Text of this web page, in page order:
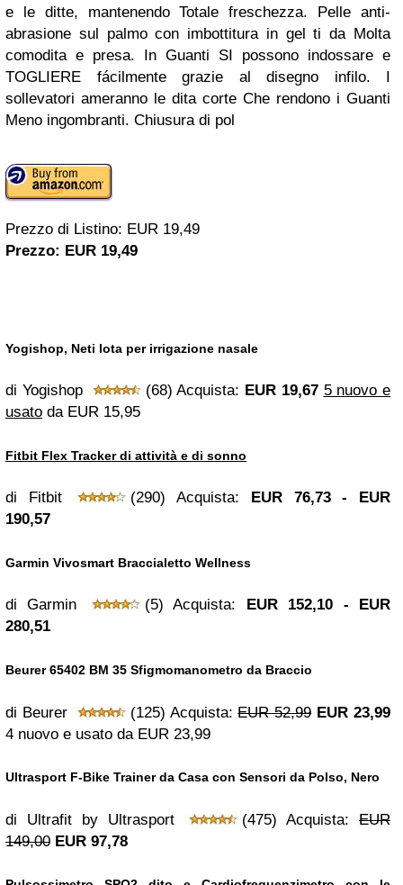
e le ditte, mantenendo Totale freschezza. Pelle anti-
abrasione sul palmo con imbottitura in gel ti da Molta
comodita e presa. In Guanti SI possono indossare e
TOGLIERE fácilmente grazie al disegno infilo. I
sollevatori ameranno le dita corte Che rendono i Guanti
Meno ingombranti. Chiusura di pol
Prezzo di Listino: EUR 19,49
Prezzo: EUR 19,49
Yogishop, Neti lota per irrigazione nasale
di Yogishop (68) Acquista: EUR 19,67 5 nuovo e
usato da EUR 15,95
Fitbit Flex Tracker di attività e di sonno
di Fitbit (290) Acquista:
EUR 76,73 - EUR
190,57
Garmin Vivosmart Braccialetto Wellness
di Garmin (5) Acquista:
EUR 152,10 - EUR
280,51
Beurer 65402 BM 35 Sfigmomanometro da Braccio
di Beurer (125) Acquista:EUR 52,99 EUR 23,99
4 nuovo e usato da EUR 23,99
Ultrasport F-Bike Trainer da Casa con Sensori da Polso, Nero
di Ultrafit by Ultrasport (475) Acquista: EUR
149,00 EUR 97,78